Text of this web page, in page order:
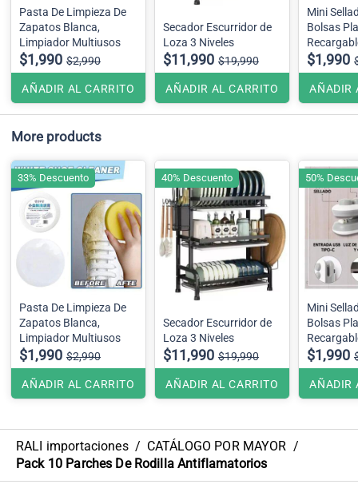
Pasta De Limpieza De
Zapatos Blanca,
Limpiador Multiusos
$1,990 $2,990
AÑADIR AL CARRITO
Secador Escurridor de
Loza 3 Niveles
$11,990 $19,990
AÑADIR AL CARRITO
Mini
Bolsas
Selladora
$1,990
AÑADIR
More products
Pasta De Limpieza De
Zapatos Blanca,
Limpiador Multiusos
$1,990 $2,990
AÑADIR AL CARRITO
33% Descuento
Secador Escurridor de
Loza 3 Niveles
$11,990 $19,990
AÑADIR AL CARRITO
40% Descuento
Mini
Bolsas
Selladora
$1,990
AÑADIR
50%
RALI importaciones / CATÁLOGO POR MAYOR /
Pack 10 Parches De Rodilla Antiflamatorios